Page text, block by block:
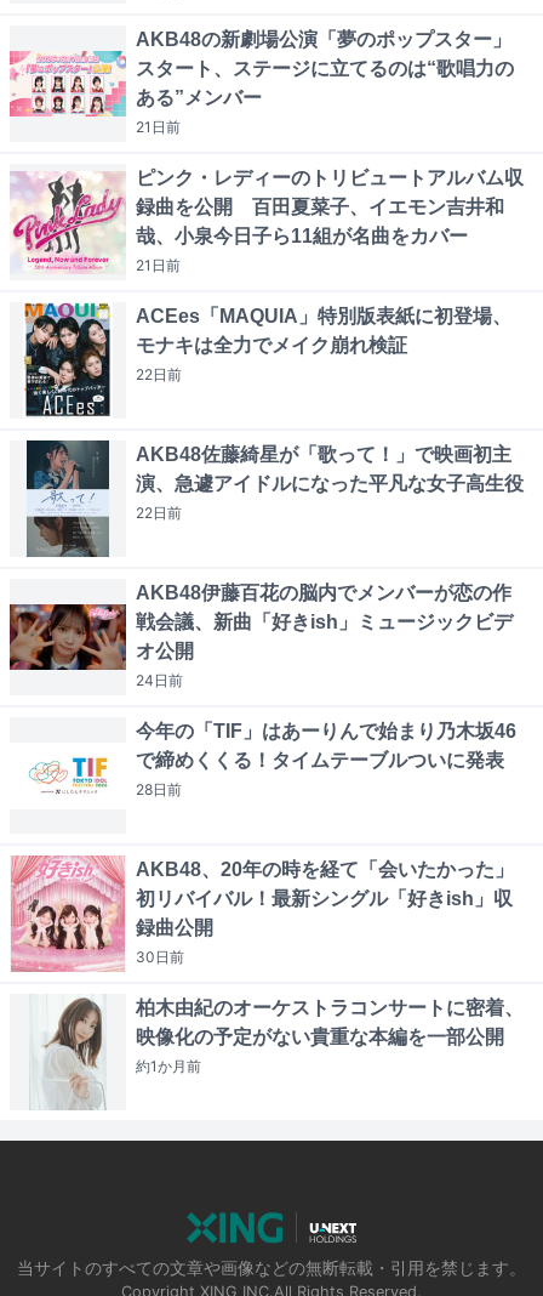
AKB48の新劇場公演「夢のポップスター」
スタート、ステージに立てるのは“歌唱力の
ある”メンバー
21日前
ピンク・レディーのトリビュートアルバム収
録曲を公開 百田夏菜子、イエモン吉井和
哉、小泉今日子ら11組が名曲をカバー
21日前
ACEes「MAQUIA」特別版表紙に初登場、
モナキは全力でメイク崩れ検証
22日前
AKB48佐藤綺星が「歌って！」で映画初主
演、急遽アイドルになった平凡な女子高生役
22日前
AKB48伊藤百花の脳内でメンバーが恋の作
戦会議、新曲「好きish」ミュージックビデ
オ公開
24日前
今年の「TIF」はあーりんで始まり乃木坂46
で締めくくる！タイムテーブルついに発表
28日前
AKB48、20年の時を経て「会いたかった」
初リバイバル！最新シングル「好きish」収
録曲公開
30日前
柏木由紀のオーケストラコンサートに密着、
映像化の予定がない貴重な本編を一部公開
約1か月前
当サイトのすべての文章や画像などの無断転載・引用を禁じます。
Copyright XING INC.All Rights Reserved.